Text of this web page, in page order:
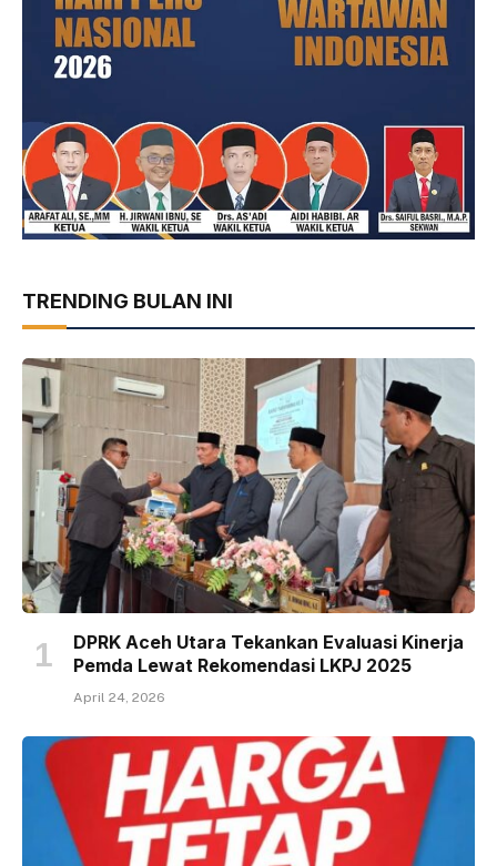
TRENDING BULAN INI
DPRK Aceh Utara Tekankan Evaluasi Kinerja
Pemda Lewat Rekomendasi LKPJ 2025
April 24, 2026